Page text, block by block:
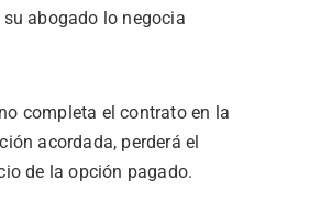
abogado lo negocia
completa el contrato en la
acordada, perderá el
de la opción pagado.